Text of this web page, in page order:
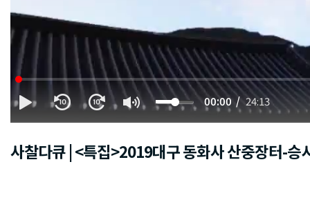
00:00 24:13
사찰다큐 | <특집>2019대구 동화사 산중장터-승